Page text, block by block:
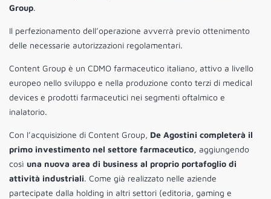
Group.
Il perfezionamento dell’operazione avverrà previo ottenimento
delle necessarie autorizzazioni regolamentari.
Content Group è un CDMO farmaceutico italiano, attivo a livello
europeo nello sviluppo e nella produzione conto terzi di medical
devices e prodotti farmaceutici nei segmenti oftalmico e
inalatorio.
Con l’acquisizione di Content Group, De Agostini completerà il
primo investimento nel settore farmaceutico, aggiungendo
così una nuova area di business al proprio portafoglio di
attività industriali. Come già realizzato nelle aziende
partecipate dalla holding in altri settori (editoria, gaming e